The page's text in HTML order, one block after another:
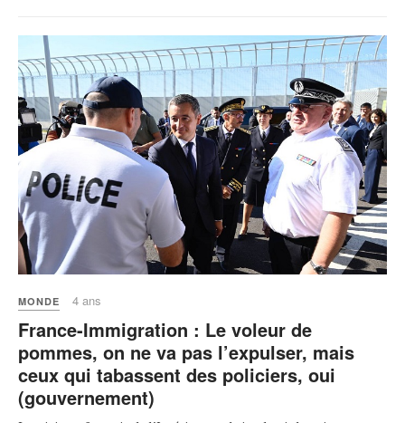
MONDE 4 ans
France-Immigration : Le voleur de
pommes, on ne va pas l’expulser, mais
ceux qui tabassent des policiers, oui
(gouvernement)